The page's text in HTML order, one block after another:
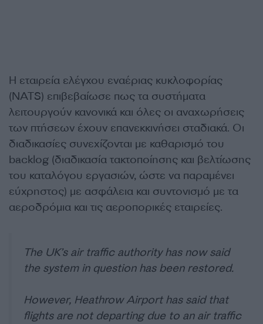
Η εταιρεία ελέγχου εναέριας κυκλοφορίας
(NATS) επιβεβαίωσε πως τα συστήματα
λειτουργούν κανονικά και όλες οι αναχωρήσεις
των πτήσεων έχουν επανεκκινήσει σταδιακά. Οι
διαδικασίες συνεχίζονται με καθαρισμό του
backlog (διαδικασία τακτοποίησης και βελτίωσης
του καταλόγου εργασιών, ώστε να παραμένει
εύχρηστος) με ασφάλεια και συντονισμό με τα
αεροδρόμια και τις αεροπορικές εταιρείες.
The UK’s air traffic authority has now said
the system in question has been restored.
However, Heathrow Airport has said that
flights are not departing due to an air traffic